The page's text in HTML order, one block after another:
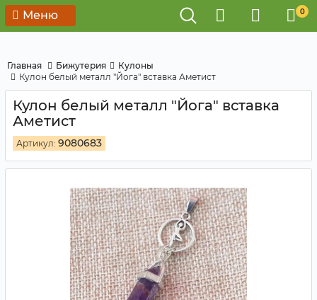
Меню 0
Главная Бижутерия
Кулоны
Кулон белый металл "Йога" вставка Аметист
Кулон белый металл "Йога" вставка
Аметист
Артикул: 9080683